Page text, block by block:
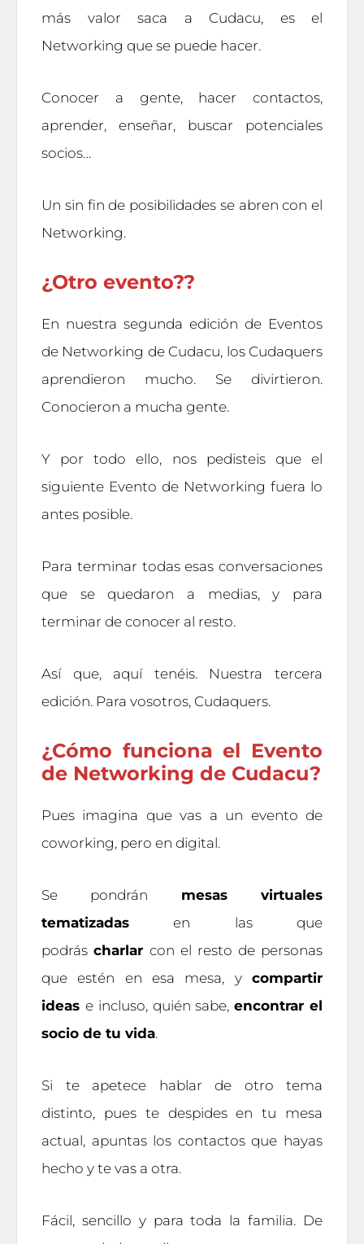
más valor saca a Cudacu, es el
Networking que se puede hacer.
Conocer a gente, hacer contactos,
aprender, enseñar, buscar potenciales
socios…
Un sin fin de posibilidades se abren con el
Networking.
¿Otro evento??
En nuestra segunda edición de Eventos
de Networking de Cudacu, los Cudaquers
aprendieron mucho. Se divirtieron.
Conocieron a mucha gente.
Y por todo ello, nos pedisteis que el
siguiente Evento de Networking fuera lo
antes posible.
Para terminar todas esas conversaciones
que se quedaron a medias, y para
terminar de conocer al resto.
Así que, aquí tenéis. Nuestra tercera
edición. Para vosotros, Cudaquers.
¿Cómo funciona el Evento
de Networking de Cudacu?
Pues imagina que vas a un evento de
coworking, pero en digital.
Se pondrán mesas virtuales
tematizadas en las que
podrás charlar con el resto de personas
que estén en esa mesa, y compartir
ideas e incluso, quién sabe,encontrar el
socio de tu vida.
Si te apetece hablar de otro tema
distinto, pues te despides en tu mesa
actual, apuntas los contactos que hayas
hecho y te vas a otra.
Fácil, sencillo y para toda la familia. De